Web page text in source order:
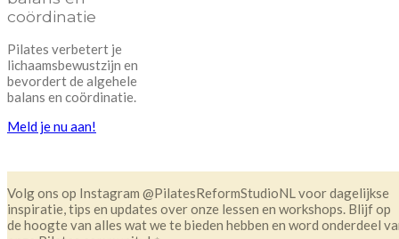
coördinatie
Pilates verbetert je
lichaamsbewustzijn en
bevordert de algehele
balans en coördinatie.
Meld je nu aan!
Volg ons op Instagram @PilatesReformStudioNL voor dagelijkse
inspiratie, tips en updates over onze lessen en workshops. Blijf op
de hoogte van alles wat we te bieden hebben en word onderdeel